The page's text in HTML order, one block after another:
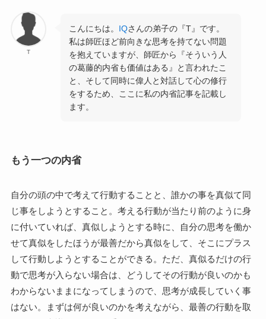
T
こんにちは。 IQさんの弟子の『T』です。
私は師匠ほど前向きな思考を持てない問題
を抱えていますが、師匠から『そういう人
の葛藤的内省も価値はある』と言われたこ
と、そして同時に偉人と対話して心の修行
をするため、ここに私の内省記事を記載し
ます。
もう一つの内省
自分の頭の中で考えて行動することと、誰かの事を真似て同
じ事をしようとすること。考える行動が当たり前のように身
に付いていれば、真似しようとする時に、自分の思考を働か
せて真似をしたほうが最善だから真似をして、そこにプラス
して行動しようとすることができる。ただ、真似るだけの行
動で思考が入らない場合は、どうしてその行動が良いのかも
わからないままになってしまうので、思考が成長していく事
はない。まずは何が良いのかを考えながら、最善の行動を取